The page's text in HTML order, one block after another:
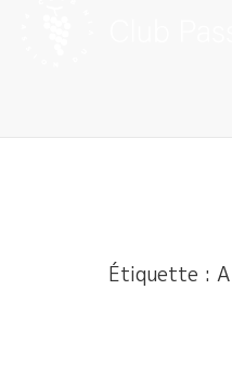
Skip
Étiquette :